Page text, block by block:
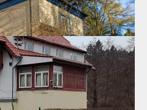
Заречный проезд, 5
стиле около 1900
свою историю пережила разные